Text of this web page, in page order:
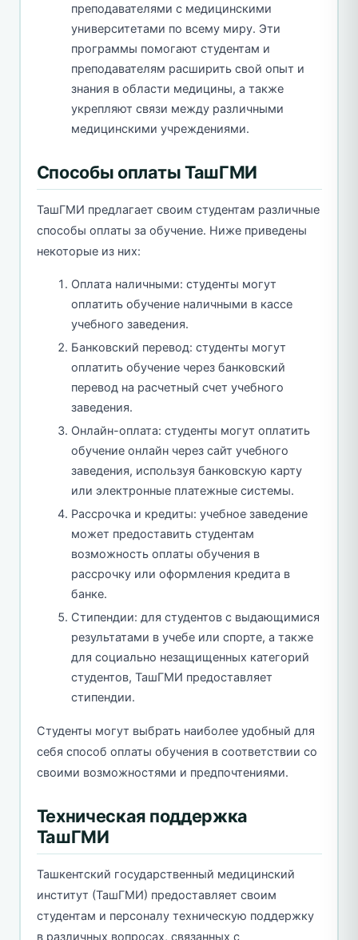
преподавателями с медицинскими
университетами по всему миру. Эти
программы помогают студентам и
преподавателям расширить свой опыт и
знания в области медицины, а также
укрепляют связи между различными
медицинскими учреждениями.
Способы оплаты ТашГМИ
ТашГМИ предлагает своим студентам различные
способы оплаты за обучение. Ниже приведены
некоторые из них:
Оплата наличными: студенты могут
оплатить обучение наличными в кассе
учебного заведения.
Банковский перевод: студенты могут
оплатить обучение через банковский
перевод на расчетный счет учебного
заведения.
Онлайн-оплата: студенты могут оплатить
обучение онлайн через сайт учебного
заведения, используя банковскую карту
или электронные платежные системы.
Рассрочка и кредиты: учебное заведение
может предоставить студентам
возможность оплаты обучения в
рассрочку или оформления кредита в
банке.
Стипендии: для студентов с выдающимися
результатами в учебе или спорте, а также
для социально незащищенных категорий
студентов, ТашГМИ предоставляет
стипендии.
Студенты могут выбрать наиболее удобный для
себя способ оплаты обучения в соответствии со
своими возможностями и предпочтениями.
Техническая поддержка
ТашГМИ
Ташкентский государственный медицинский
институт (ТашГМИ) предоставляет своим
студентам и персоналу техническую поддержку
в различных вопросах, связанных с